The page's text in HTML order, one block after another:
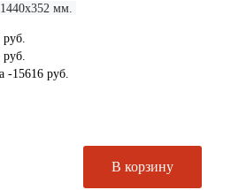
мм.
руб.
руб.
-15616 руб.